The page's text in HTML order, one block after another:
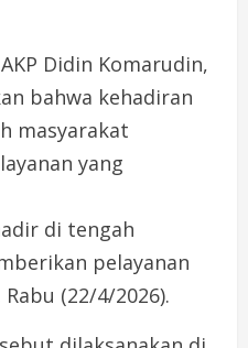
Didin Komarudin,
bahwa kehadiran
masyarakat
yang
di tengah
pelayanan
(22/4/2026).